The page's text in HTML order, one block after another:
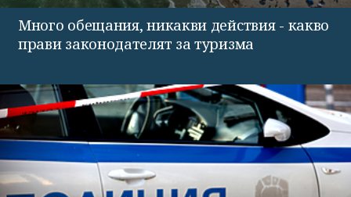
Много обещания, никакви действия - какво
прави законодателят за туризма